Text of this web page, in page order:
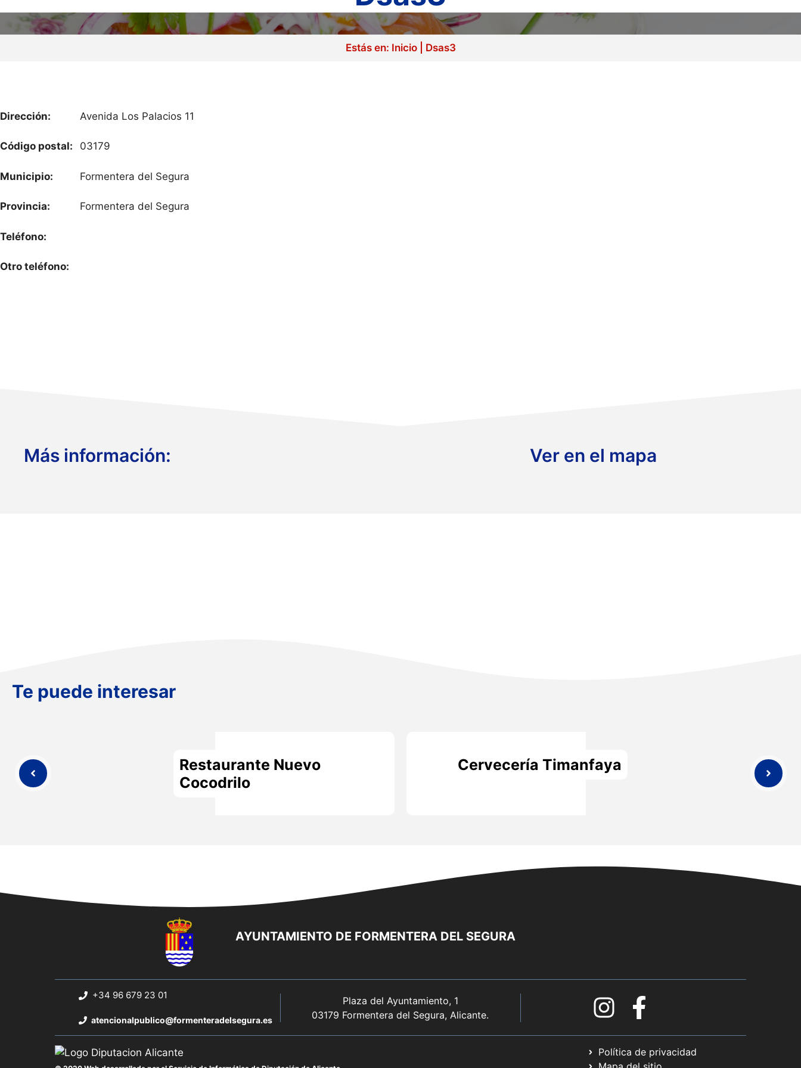
Estás en: Inicio| Dsas3
Dirección:
Código postal:
Municipio:
Provincia:
Teléfono:
Otro teléfono:
Avenida Los Palacios 11
03179
Formentera del Segura
Formentera del Segura
Más información: Ver en el mapa
Te puede interesar
Restaurante Nuevo
Cocodrilo
Cervecería Timanfaya
AYUNTAMIENTO DE FORMENTERA DEL SEGURA
+34 96 679 23 01
atencionalpublico@formenteradelsegura.es
Plaza del Ayuntamiento, 1
03179 Formentera del Segura, Alicante.
Política de privacidad